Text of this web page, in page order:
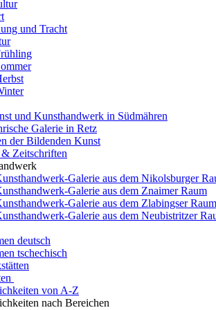
und Tracht
und Kunsthandwerk in Südmähren
Galerie in Retz
der Bildenden Kunst
Zeitschriften
Galerie aus dem Nikolsburger
Galerie aus dem Znaimer Raum
Galerie aus dem Zlabingser Raum
Galerie aus dem Neubistritzer
deutsch
tschechisch
von A-Z
nach Bereichen